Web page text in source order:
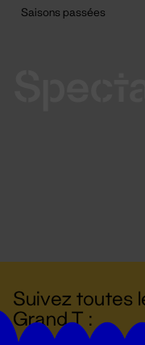
Suivez toutes
Grand T :